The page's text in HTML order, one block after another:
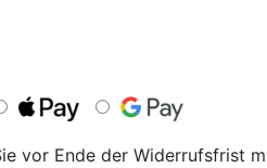
vor Ende der Widerrufsfrist